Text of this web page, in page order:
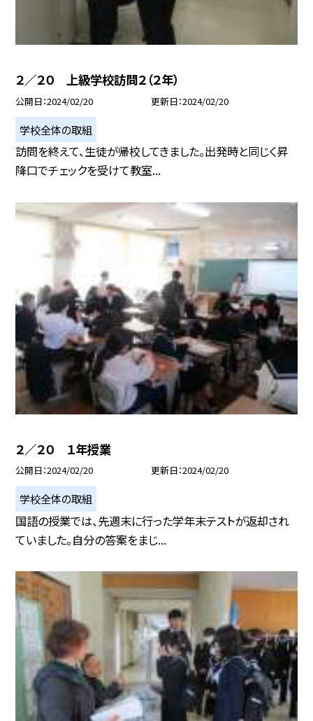
２／２０ 上級学校訪問２（２年）
公開日 2024/02/20 更新日 2024/02/20
学校全体の取組
訪問を終えて、生徒が帰校してきました。出発時と同じく昇
降口でチェックを受けて教室...
２／２０ １年授業
公開日 2024/02/20 更新日 2024/02/20
学校全体の取組
国語の授業では、先週末に行った学年末テストが返却され
ていました。自分の答案をまじ...